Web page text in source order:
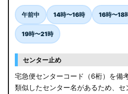
午前中 14時〜16時 16時〜18
19時〜21時
センター止め
宅急便センターコード（6桁）を備
類似したセンター名があるため、